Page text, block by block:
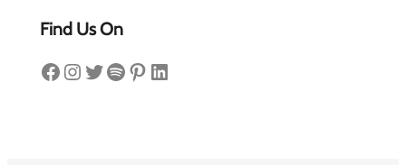
Find Us On
Facebook Instagram Twitter Spotify Pinterest LinkedIn